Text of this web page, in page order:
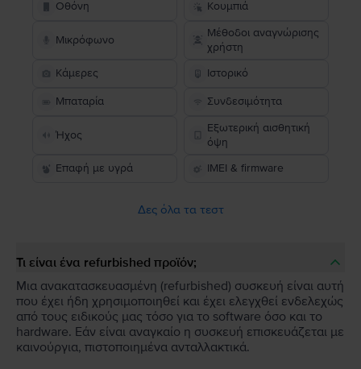
Οθόνη Κουμπιά
Μικρόφωνο
Μέθοδοι αναγνώρισης
χρήστη
Κάμερες
Ιστορικό
Μπαταρία Συνδεσιμότητα
Ήχος
Εξωτερική αισθητική
όψη
Επαφή με υγρά
IMEI & firmware
Δες όλα τα τεστ
Τι είναι ένα refurbished προϊόν;
Μια ανακατασκευασμένη (refurbished) συσκευή είναι αυτή
που έχει ήδη χρησιμοποιηθεί και έχει ελεγχθεί ενδελεχώς
από τους ειδικούς μας τόσο για το software όσο και το
hardware. Εάν είναι αναγκαίο η συσκευή επισκευάζεται με
καινούργια, πιστοποιημένα ανταλλακτικά.